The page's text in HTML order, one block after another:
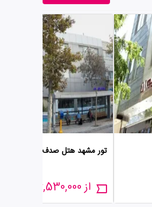
تور مشهد هتل صدف
از 16,530,000 تومان